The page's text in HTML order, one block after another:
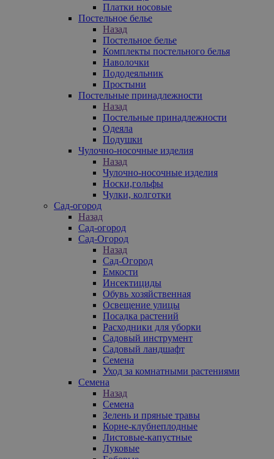
Платки носовые
Постельное белье
Назад
Постельное белье
Комплекты постельного белья
Наволочки
Пододеяльник
Простыни
Постельные принадлежности
Назад
Постельные принадлежности
Одеяла
Подушки
Чулочно-носочные изделия
Назад
Чулочно-носочные изделия
Носки,гольфы
Чулки, колготки
Сад-огород
Назад
Сад-огород
Сад-Огород
Назад
Сад-Огород
Емкости
Инсектициды
Обувь хозяйственная
Освещение улицы
Посадка растений
Расходники для уборки
Садовый инструмент
Садовый ландшафт
Семена
Уход за комнатными растениями
Семена
Назад
Семена
Зелень и пряные травы
Корне-клубнеплодные
Листовые-капустные
Луковые